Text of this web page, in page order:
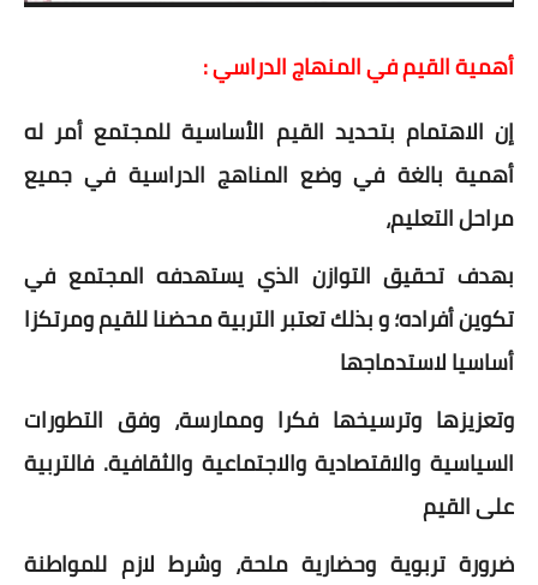
أهمية القيم في المنهاج الدراسي :
إن الاهتمام بتحديد القيم الأساسية للمجتمع أمر له
أهمية بالغة في وضع المناهج الدراسية في جميع
مراحل التعليم،
بهدف تحقيق التوازن الذي يستهدفه المجتمع في
تكوين أفراده؛ و بذلك تعتبر التربية محضنا للقيم ومرتكزا
أساسيا لاستدماجها
وتعزيزها وترسيخها فكرا وممارسة، وفق التطورات
السياسية والاقتصادية والاجتماعية والثقافية. فالتربية
على القيم
ضرورة تربوية وحضارية ملحة، وشرط لازم للمواطنة